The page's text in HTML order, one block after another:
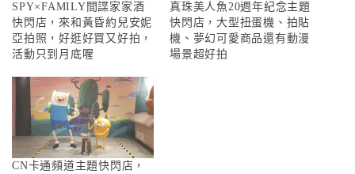
SPY×FAMILY間諜家家酒
快閃店，來和黃昏約兒安妮
亞拍照，好逛好買又好拍，
活動只到月底喔
真珠美人魚20週年紀念主題
快閃店，大型扭蛋機、拍貼
機、夢幻可愛商品還有動漫
場景超好拍
CN卡通頻道主題快閃店，